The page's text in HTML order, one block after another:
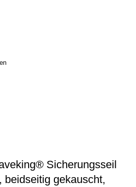
Sicherungsseil
beidseitig gekauscht,